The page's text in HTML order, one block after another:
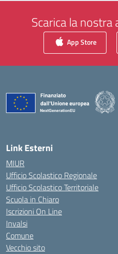
Scarica la
App Store
Link Esterni
MIUR
Ufficio Scolastico Regionale
Ufficio Scolastico Territoriale
Scuola in Chiaro
Iscrizioni On Line
Invalsi
Comune
Vecchio sito